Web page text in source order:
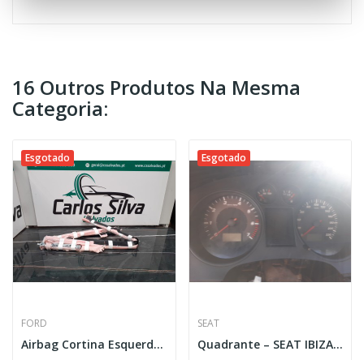
16 Outros Produtos Na Mesma
Categoria:
Esgotado
FORD
Airbag Cortina Esquerda – FORD PUMA
Esgotado
SEAT
Quadrante – SEAT IBIZA III (6L1)